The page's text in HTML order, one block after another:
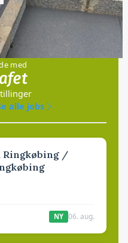
med
alle jobs
Ringkøbing /
NY 06. aug.